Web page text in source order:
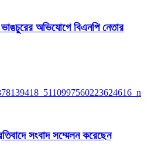
ভাঙচুরের অভিযোগে বিএনপি নেতার
সংবাদ সম্মেলন করেছেন